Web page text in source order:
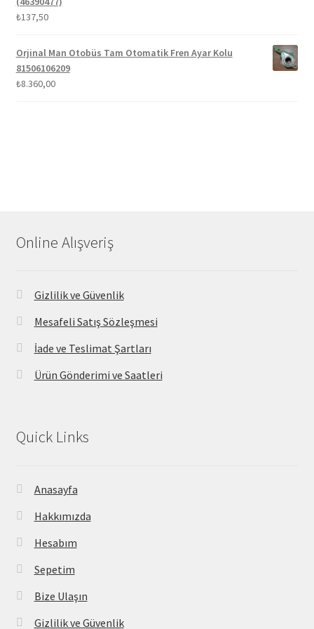
₺137,50
Orjinal Man Otobüs Tam Otomatik Fren Ayar Kolu
81506106209
₺8.360,00
Online Alışveriş
Gizlilik ve Güvenlik
Mesafeli Satış Sözleşmesi
İade ve Teslimat Şartları
Ürün Gönderimi ve Saatleri
Quick Links
Anasayfa
Hakkımızda
Hesabım
Sepetim
Bize Ulaşın
Gizlilik ve Güvenlik